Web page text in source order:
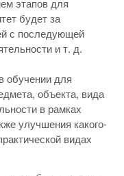
будет за
с последующей
и т. д.
обучении для
объекта, вида
в рамках
улучшения какого-
видах